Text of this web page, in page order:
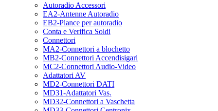
Autoradio Accessori
EA2-Antenne Autoradio
EB2-Plance per autoradio
Conta e Verifica Soldi
Connettori
MA2-Connettori a blochetto
MB2-Connettori Accendisigari
MC2-Connettori Audio-Video
Adattatori AV
MD2-Connettori DATI
MD31-Adattatori Vas.
MD32-Connettori a Vaschetta